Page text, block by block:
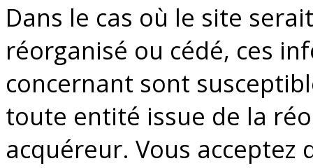
Dans le cas où le site
réorganisé ou cédé, ces
concernant sont
toute entité issue de la
acquéreur. Vous acceptez